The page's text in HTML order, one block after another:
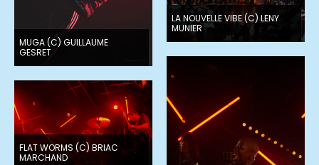
MUGA (C) GUILLAUME
GESRET
LA NOUVELLE VIBE (C) LENY
MUNIER
FLAT WORMS (C) BRIAC
MARCHAND